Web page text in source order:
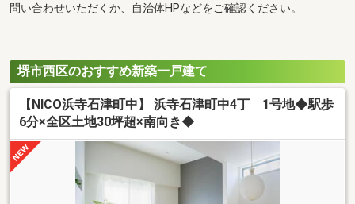
問い合わせいただくか、自治体HPなどをご確認ください。
堺市西区のおすすめ新築一戸建て
【NICO浜寺石津町中】 浜寺石津町中4丁 1号地◆駅歩
6分×全区土地30坪超×南向き◆